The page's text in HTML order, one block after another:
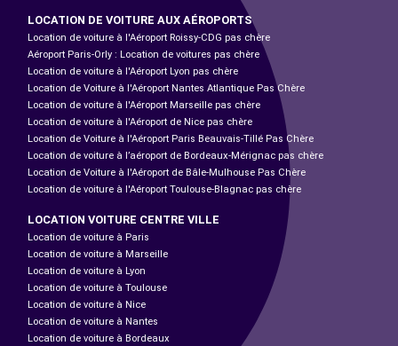
LOCATION DE VOITURE AUX AÉROPORTS
Location de voiture à l'Aéroport Roissy-CDG pas chère
Aéroport Paris-Orly : Location de voitures pas chère
Location de voiture à l'Aéroport Lyon pas chère
Location de Voiture à l'Aéroport Nantes Atlantique Pas Chère
Location de voiture à l'Aéroport Marseille pas chère
Location de voiture à l'Aéroport de Nice pas chère
Location de Voiture à l'Aéroport Paris Beauvais-Tillé Pas Chère
Location de voiture à l’aéroport de Bordeaux-Mérignac pas chère
Location de Voiture à l'Aéroport de Bâle-Mulhouse Pas Chère
Location de voiture à l'Aéroport Toulouse-Blagnac pas chère
LOCATION VOITURE CENTRE VILLE
Location de voiture à Paris
Location de voiture à Marseille
Location de voiture à Lyon
Location de voiture à Toulouse
Location de voiture à Nice
Location de voiture à Nantes
Location de voiture à Bordeaux